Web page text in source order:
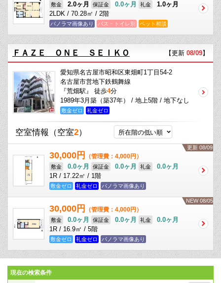
敷金 2.0ヶ月 保証金 0.0ヶ月 礼金
1.0ヶ月
2LDK / 70.28㎡ / 2階
パノラマ画像あり バス・トイレ別 ペット相談
ＦＡＺＥ ＯＮＥ ＳＥＩＫＯ 【更新 08/09】
愛知県名古屋市昭和区東畑町1丁目54-2
名古屋市営地下鉄鶴舞線
『荒畑駅』 徒歩4分
1989年3月築（築37年） / 地上5階 / 地下なし
敷金ゼロ 礼金ゼロ
空室情報 （空室2）
更新 08/09
30,000円 （管理費：4,000円）
敷金 0.0ヶ月 保証金 0.0ヶ月 礼金
0.0ヶ月
1R / 17.22㎡ / 1階
敷金ゼロ 礼金ゼロ パノラマ画像あり
NEW 08/05
30,000円 （管理費：4,000円）
敷金 0.0ヶ月 保証金 0.0ヶ月 礼金
0.0ヶ月
1R / 16.9㎡ / 5階
敷金ゼロ 礼金ゼロ パノラマ画像あり
現在の検索条件